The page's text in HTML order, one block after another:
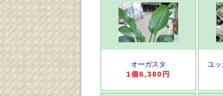
オーガスタ
1個6,380円
ユッ